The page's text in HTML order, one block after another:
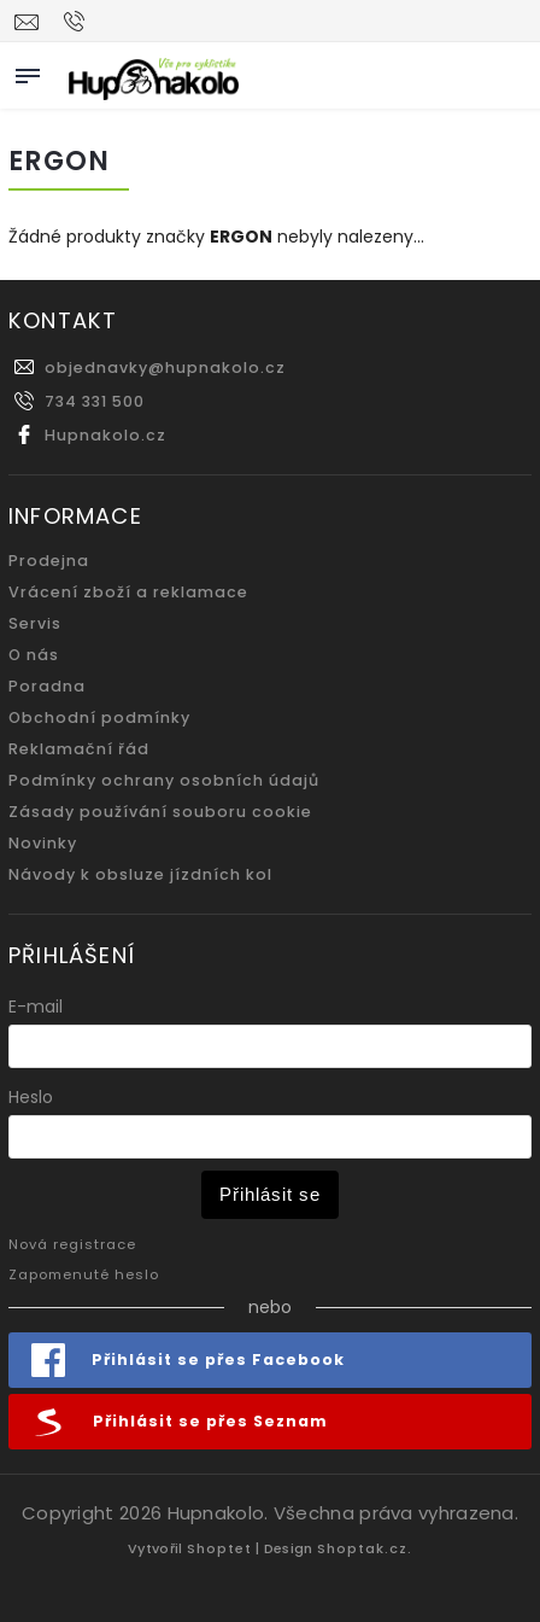
ERGON
Žádné produkty značky ERGON nebyly nalezeny...
KONTAKT
objednavky@hupnakolo.cz
734 331 500
Hupnakolo.cz
INFORMACE
Prodejna
Vrácení zboží a reklamace
Servis
O nás
Poradna
Obchodní podmínky
Reklamační řád
Podmínky ochrany osobních údajů
Zásady používání souboru cookie
Novinky
Návody k obsluze jízdních kol
PŘIHLÁŠENÍ
E-mail
Heslo
Přihlásit se
Nová registrace
Zapomenuté heslo
nebo
Přihlásit se přes Facebook
Přihlásit se přes Seznam
Copyright 2026 Hupnakolo. Všechna práva vyhrazena.
Vytvořil Shoptet | Design Shoptak.cz.